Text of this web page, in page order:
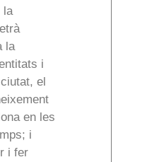
la
la
i
el
en les
i
i fer